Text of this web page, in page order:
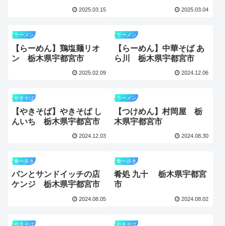
2025.03.15 2025.03.04
ラーメン
【らーめん】鶏塩麺リオ
ン 栃木県宇都宮市
2025.02.09
ラーメン
【らーめん】中華そば あ
ら川 栃木県宇都宮市
2024.12.06
やきそば
【やきそば】やきそば し
んいち 栃木県宇都宮市
2024.12.03
ラーメン
【つけめん】村岡屋 栃
木県宇都宮市
2024.08.30
食べ歩き
パンとサンドイッチの店
ケンジ 栃木県宇都宮市
2024.08.05
食べ歩き
肴処 九十 栃木県宇都宮
市
2024.08.02
やきそば やきそば